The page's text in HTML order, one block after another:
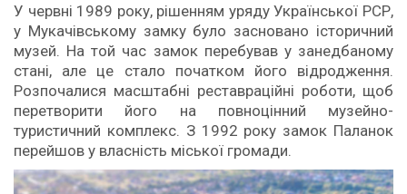
У червні 1989 року, рішенням уряду Української РСР,
у Мукачівському замку було засновано історичний
музей. На той час замок перебував у занедбаному
стані, але це стало початком його відродження.
Розпочалися масштабні реставраційні роботи, щоб
перетворити його на повноцінний музейно-
туристичний комплекс. З 1992 року замок Паланок
перейшов у власність міської громади.